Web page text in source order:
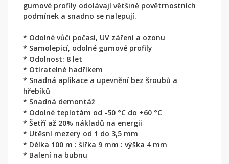
gumové profily odolávají většině povětrnostních
podmínek a snadno se nalepují.
* Odolné vůči počasí, UV záření a ozonu
* Samolepicí, odolné gumové profily
* Odolnost: 8 let
* Otíratelné hadříkem
* Snadná aplikace a upevnění bez šroubů a
hřebíků
* Snadná demontáž
* Odolné teplotám od -50 °C do +60 °C
* Šetří až 20% nákladů na energii
* Utěsní mezery od 1 do 3,5 mm
* Délka 100 m : šířka 9 mm : výška 4 mm
* Balení na bubnu